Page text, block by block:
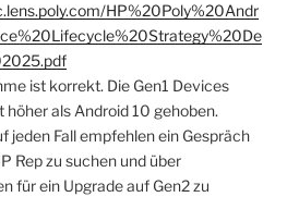
HP%20Poly%20Andr
ist korrekt. Die Gen1 Devices
höher als Android 10 gehoben.
jeden Fall empfehlen ein Gespräch
Rep zu suchen und über
für ein Upgrade auf Gen2 zu